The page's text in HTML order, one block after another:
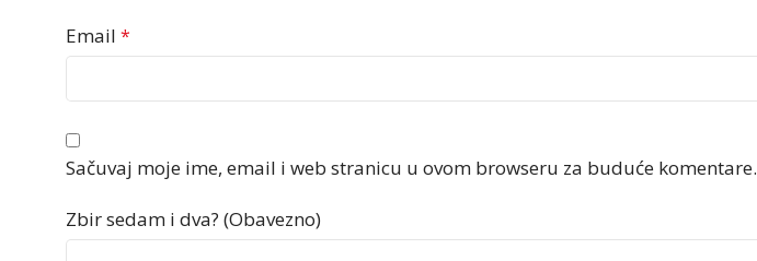
Email *
Sačuvaj moje ime, email i web stranicu u ovom browseru za buduće komentare.
Zbir sedam i dva? (Obavezno)